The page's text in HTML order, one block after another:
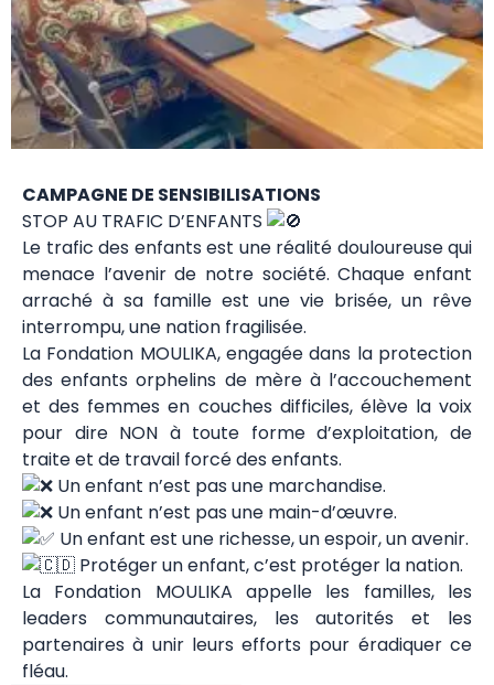
CAMPAGNE DE SENSIBILISATIONS
STOP AU TRAFIC D’ENFANTS
Le trafic des enfants est une réalité douloureuse qui
menace l’avenir de notre société. Chaque enfant
arraché à sa famille est une vie brisée, un rêve
interrompu, une nation fragilisée.
La Fondation MOULIKA, engagée dans la protection
des enfants orphelins de mère à l’accouchement
et des femmes en couches difficiles, élève la voix
pour dire NON à toute forme d’exploitation, de
traite et de travail forcé des enfants.
Un enfant n’est pas une marchandise.
Un enfant n’est pas une main-d’œuvre.
Un enfant est une richesse, un espoir, un avenir.
Protéger un enfant, c’est protéger la nation.
La Fondation MOULIKA appelle les familles, les
leaders communautaires, les autorités et les
partenaires à unir leurs efforts pour éradiquer ce
fléau.